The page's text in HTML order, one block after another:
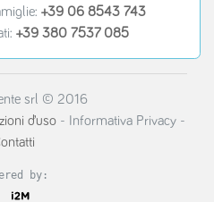
+39 06 8543 743
+39 380 7537 085
srl © 2016
d’uso - Informativa Privacy -
by: